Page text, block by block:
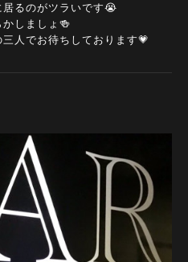
るのがツラいです😭
しましょ🍻
人でお待ちしております💗